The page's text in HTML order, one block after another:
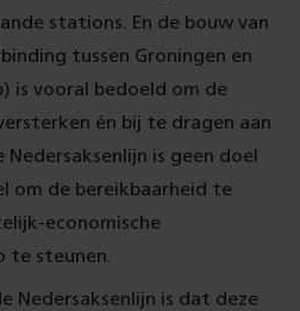
stations. En de bouw van
tussen Groningen en
is vooral bedoeld om de
én bij te dragen aan
is geen doel
om de bereikbaarheid te
economische
te steunen.
Nedersaksenlijn is dat deze